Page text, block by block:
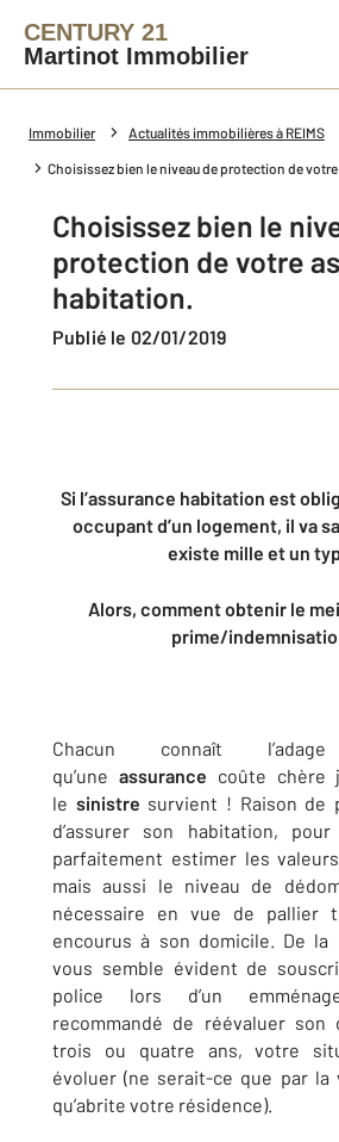
CENTURY 21
Martinot Immobilier
Immobilier Actualités immobilières à REIMS
Choisissez bien le niveau de protection de
Choisissez bien le
protection de votre
habitation.
Publié le 02/01/2019
Si l’assurance habitation est
occupant d’un logement, il va
existe mille et un
Alors, comment obtenir le
prime/
Chacun connaît
qu’une assurance coûte chère
le sinistre survient ! Raison de
d’assurer son habitation,
parfaitement estimer les
mais aussi le niveau de
nécessaire en vue de pallier
encourus à son domicile. De la
vous semble évident de
police lors d’un
recommandé de réévaluer
trois ou quatre ans, votre
évoluer (ne serait-ce que par la
qu’abrite votre résidence).